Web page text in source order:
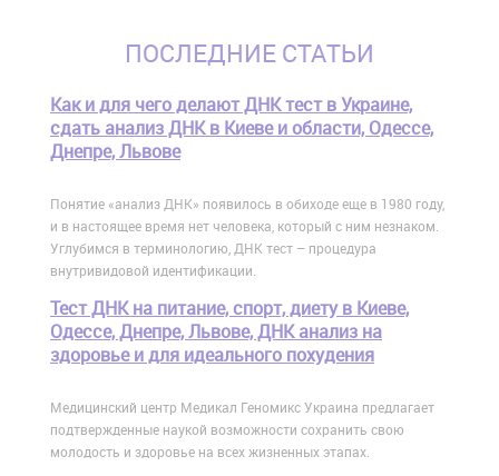
ПОСЛЕДНИЕ СТАТЬИ
Как и для чего делают ДНК тест в Украине,
сдать анализ ДНК в Киеве и области, Одессе,
Днепре, Львове
Понятие «анализ ДНК» появилось в обиходе еще в 1980 году,
и в настоящее время нет человека, который с ним незнаком.
Углубимся в терминологию, ДНК тест – процедура
внутривидовой идентификации.
Тест ДНК на питание, спорт, диету в Киеве,
Одессе, Днепре, Львове, ДНК анализ на
здоровье и для идеального похудения
Медицинский центр Медикал Геномикс Украина предлагает
подтвержденные наукой возможности сохранить свою
молодость и здоровье на всех жизненных этапах.